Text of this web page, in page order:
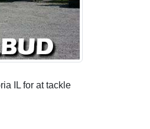
IL for at tackle